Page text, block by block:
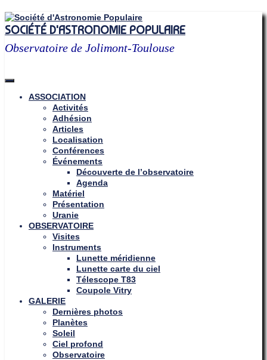
Skip
to
content
SOCIÉTÉ D'ASTRONOMIE POPULAIRE
Observatoire de Jolimont-Toulouse
ASSOCIATION
Activités
Adhésion
Articles
Localisation
Conférences
Événements
Découverte de l’observatoire
Agenda
Matériel
Présentation
Uranie
OBSERVATOIRE
Visites
Instruments
Lunette méridienne
Lunette carte du ciel
Télescope T83
Coupole Vitry
GALERIE
Dernières photos
Planètes
Soleil
Ciel profond
Observatoire